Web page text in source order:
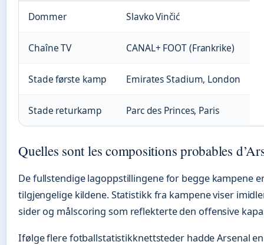
Dommer Slavko Vinčić
Chaîne TV CANAL+ FOOT (Frankrike)
Stade første kamp Emirates Stadium, London
Stade returkamp Parc des Princes, Paris
Quelles sont les compositions probables
De fullstendige lagoppstillingene for begge kampene
tilgjengelige kildene. Statistikk fra kampene viser
sider og målscoring som reflekterte den offensive
Ifølge flere fotballstatistikknettsteder hadde Arsenal